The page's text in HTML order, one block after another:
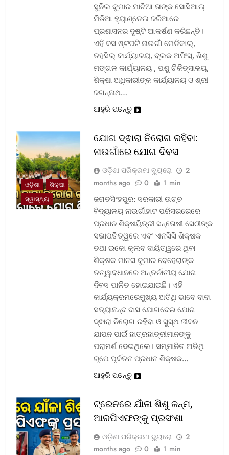
ସୁନିଲ କୁମାର ମାଟିଆ ତାଙ୍କ ସୋସିଆଲ୍‌
ମିଡିଆ ହ୍ୟାଣ୍ଡେଲ ଜରିଆରେ
ପ୍ରଶାସନର ଦୃଷ୍ଟି ଆକର୍ଷଣ କରିଛନ୍ତି।
ଏହି ବସ ଷ୍ଟପଟି ନାଉଗାଁ ମେଡିକାଲ୍‌,
ତହସିଲ୍‌ କାର୍ଯ୍ୟାଳୟ, ବ୍ଲକ ଅଫିସ୍‌, ଶିଶୁ
ମଙ୍ଗଳ କାର୍ଯ୍ୟାଳୟ , ପଶୁ ଚିକିତ୍ସାଳୟ,
ଶିକ୍ଷା ଅଧିକାରୀଙ୍କ କାର୍ଯ୍ୟାଳୟ ଓ ଶ୍ରୀ
ଜଗନ୍ନାଥ…
ଆହୁରି ପଢନ୍ତୁ
ଓଡ଼ିଶା
ଶିକ୍ଷା
ସ୍ୱାସ୍ଥ୍ୟ
ଯୋଗ ଦ୍ଵାରା ନିରୋଗ ରହିବା:
ନାଉଗାଁରେ ଯୋଗ ଦିବସ
ଓଡ଼ିଶା ପରିକ୍ରମା ବ୍ୟୁରୋ
2
months ago
0 1 min
ଜଗତସିଂହପୁର: ସରକାରୀ ଉଚ୍ଚ
ବିଦ୍ୟାଳୟ ନାଉଗାଁହାଟ ପରିସରରେରେ
ପ୍ରଧାନ ଶିକ୍ଷୟିତ୍ରୀ ସନ୍ତୋଷୀ ସେଠୀଙ୍କ
ସଭାପତିତ୍ୱରେ ଏବଂ ଏନସିସି ଶିକ୍ଷକ
ତଥା ଇକୋ କ୍ଲବ ଦାୟିତ୍ୱରେ ଥିବା
ଶିକ୍ଷକ ମାନସ କୁମାର ବେହେରାଙ୍କ
ତତ୍ୱାବଧାନରେ ଅନ୍ତର୍ଜାତୀୟ ଯୋଗ
ଦିବସ ପାଳିତ ହୋଇଯାଇଛି। ଏହି
କାର୍ଯ୍ୟକ୍ରମରେମୁଖ୍ୟ ଅତିଥି ଭାବେ ବାବା
ସତ୍ୟାନନ୍ଦ ଦାସ ଯୋଗଦେଇ ଯୋଗ
ଦ୍ଵାରା ନିରୋଗ ରହିବା ଓ ସୁସ୍ଥ ଜୀବନ
ଯାପନ ପାଇଁ ଛାତ୍ରଛାତ୍ରୀମାନଙ୍କୁ
ପରାମର୍ଶ ଦେଇଥିଲେ। ସମ୍ମାନିତ ଅତିଥି
ରୂପେ ପୂର୍ବତନ ପ୍ରଧାନ ଶିକ୍ଷକ…
ଆହୁରି ପଢନ୍ତୁ
ଟ୍ରେନରେ ଯାଁଳା ଶିଶୁ ଜନ୍ମ,
ଆରପିଏଫଙ୍କୁ ପ୍ରସଂଶା
ଓଡ଼ିଶା ପରିକ୍ରମା ବ୍ୟୁରୋ
2
months ago
0 1 min